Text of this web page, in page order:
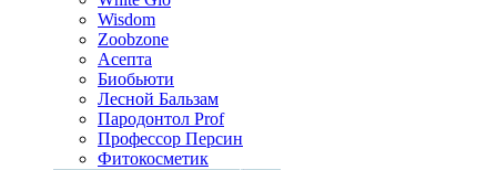
Wisdom
Zoobzone
Асепта
Биобьюти
Лесной Бальзам
Пародонтол Prof
Профессор Персин
Фитокосметик